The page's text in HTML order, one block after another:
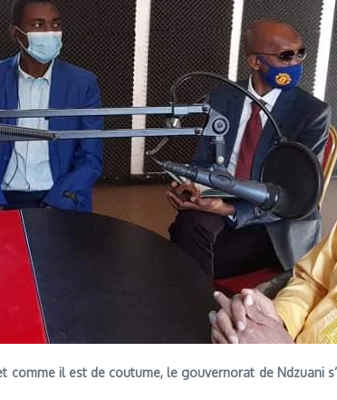
il est de coutume, le gouvernorat de Ndzuani